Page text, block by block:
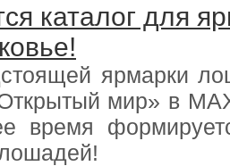
каталог для
ярмарки
мир» в
время